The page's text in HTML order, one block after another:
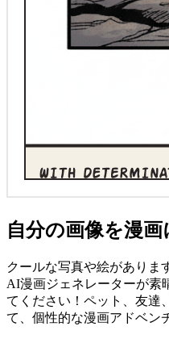
自分の画像を漫画
クールな写真や絵がありま
AI漫画ジェネレーターが素
てください！ペット、友達
て、個性的な漫画アドベン